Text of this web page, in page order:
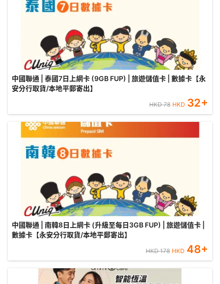
中國聯通 | 泰國7日上網卡 (9GB FUP) | 旅遊儲值卡 | 數據卡【永
安分行取貨/本地平郵寄出】
HKD78 HKD 32+
中國聯通 | 南韓8日上網卡 (升級至每日3GB FUP) | 旅遊儲值卡 |
數據卡【永安分行取貨/本地平郵寄出】
HKD178 HKD 48+